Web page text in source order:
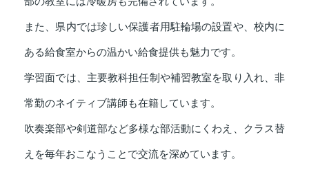
また、県内では珍しい保護者用駐輪場の設置や、校内に
ある給食室からの温かい給食提供も魅力です。
学習面では、主要教科担任制や補習教室を取り入れ、非
常勤のネイティブ講師も在籍しています。
吹奏楽部や剣道部など多様な部活動にくわえ、クラス替
えを毎年おこなうことで交流を深めています。